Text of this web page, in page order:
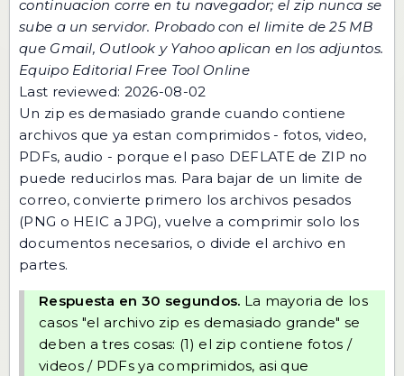
continuacion corre en tu navegador; el zip nunca se
sube a un servidor. Probado con el limite de 25 MB
que Gmail, Outlook y Yahoo aplican en los adjuntos.
Equipo Editorial Free Tool Online
Last reviewed: 2026-08-02
Un zip es demasiado grande cuando contiene
archivos que ya estan comprimidos - fotos, video,
PDFs, audio - porque el paso DEFLATE de ZIP no
puede reducirlos mas. Para bajar de un limite de
correo, convierte primero los archivos pesados
(PNG o HEIC a JPG), vuelve a comprimir solo los
documentos necesarios, o divide el archivo en
partes.
Respuesta en 30 segundos. La mayoria de los
casos "el archivo zip es demasiado grande" se
deben a tres cosas: (1) el zip contiene fotos /
videos / PDFs ya comprimidos, asi que